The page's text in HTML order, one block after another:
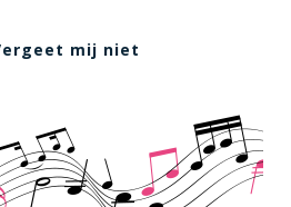
mij niet